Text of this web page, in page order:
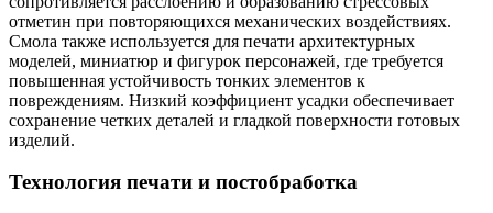
отметин при повторяющихся механических воздействиях.
Смола также используется для печати архитектурных
моделей, миниатюр и фигурок персонажей, где требуется
повышенная устойчивость тонких элементов к
повреждениям. Низкий коэффициент усадки обеспечивает
сохранение четких деталей и гладкой поверхности готовых
изделий.
Технология печати и постобработка